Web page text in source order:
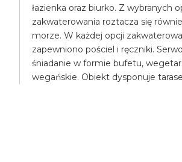
łazienka oraz biurko. Z wybranych
zakwaterowania roztacza się
morze. W każdej opcji
zapewniono pościel i ręczniki.
śniadanie w formie bufetu,
wegańskie. Obiekt dysponuje